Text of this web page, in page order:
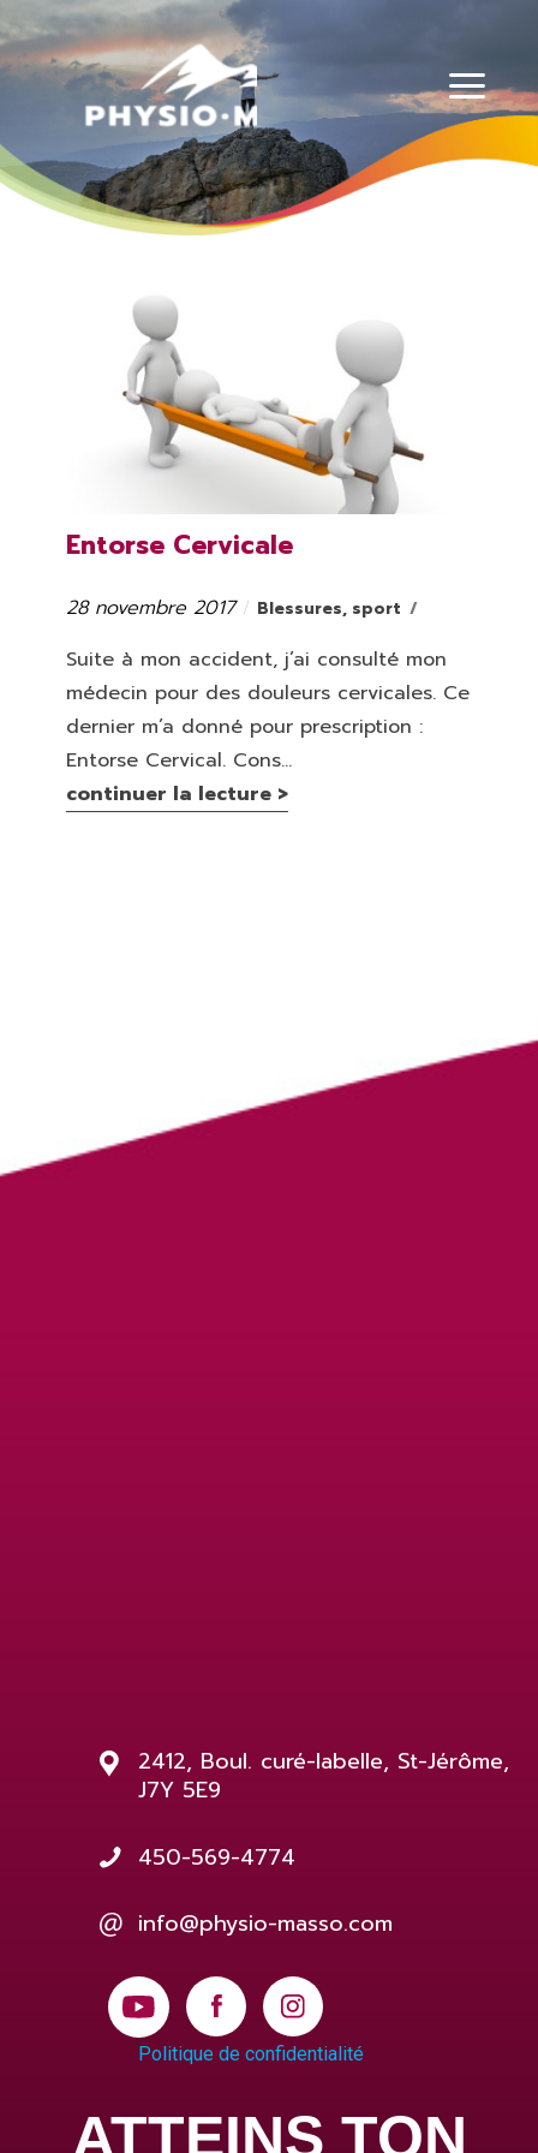
Physio-Masso MP
Entorse Cervicale
Publié
28 novembre 2017 Catégories
Blessures, sport
Suite à mon accident, j’ai consulté mon
médecin pour des douleurs cervicales. Ce
dernier m’a donné pour prescription :
Entorse Cervical. Cons...
continuer la lecture >
2412, Boul. curé-labelle, St-Jérôme,
J7Y 5E9
450-569-4774
info@physio-masso.com
Politique de confidentialité
ATTEINS TON